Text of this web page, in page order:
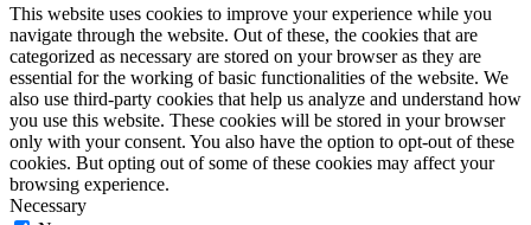
This website uses cookies to improve your experience while you
navigate through the website. Out of these, the cookies that are
categorized as necessary are stored on your browser as they are
essential for the working of basic functionalities of the website. We
also use third-party cookies that help us analyze and understand how
you use this website. These cookies will be stored in your browser
only with your consent. You also have the option to opt-out of these
cookies. But opting out of some of these cookies may affect your
browsing experience.
Necessary